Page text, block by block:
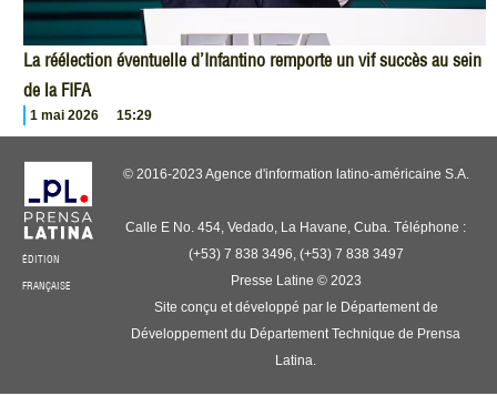
La réélection éventuelle d’Infantino remporte un vif succès au sein
de la FIFA
1 mai 2026 15:29
ÉDITION
FRANÇAISE
© 2016-2023 Agence d'information latino-américaine S.A.
Calle E No. 454, Vedado, La Havane, Cuba. Téléphone :
(+53) 7 838 3496, (+53) 7 838 3497
Presse Latine © 2023
Site conçu et développé par le Département de
Développement du Département Technique de Prensa
Latina.